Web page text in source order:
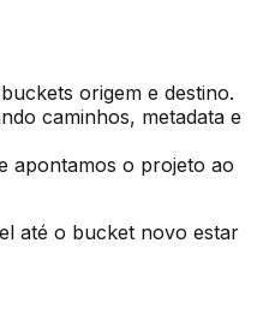
origem e destino.
caminhos, metadata e
apontamos o projeto ao
até o bucket novo estar